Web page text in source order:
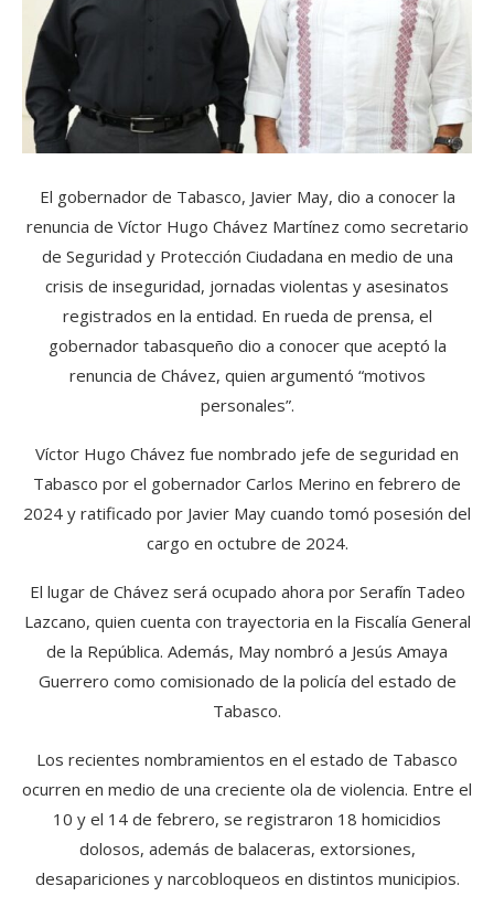
El gobernador de Tabasco, Javier May, dio a conocer la
renuncia de Víctor Hugo Chávez Martínez como secretario
de Seguridad y Protección Ciudadana en medio de una
crisis de inseguridad, jornadas violentas y asesinatos
registrados en la entidad. En rueda de prensa, el
gobernador tabasqueño dio a conocer que aceptó la
renuncia de Chávez, quien argumentó “motivos
personales”.
Víctor Hugo Chávez fue nombrado jefe de seguridad en
Tabasco por el gobernador Carlos Merino en febrero de
2024 y ratificado por Javier May cuando tomó posesión del
cargo en octubre de 2024.
El lugar de Chávez será ocupado ahora por Serafín Tadeo
Lazcano, quien cuenta con trayectoria en la Fiscalía General
de la República. Además, May nombró a Jesús Amaya
Guerrero como comisionado de la policía del estado de
Tabasco.
Los recientes nombramientos en el estado de Tabasco
ocurren en medio de una creciente ola de violencia. Entre el
10 y el 14 de febrero, se registraron 18 homicidios
dolosos, además de balaceras, extorsiones,
desapariciones y narcobloqueos en distintos municipios.